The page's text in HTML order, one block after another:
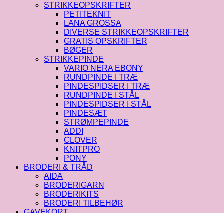
STRIKKEOPSKRIFTER
PETITEKNIT
LANA GROSSA
DIVERSE STRIKKEOPSKRIFTER
GRATIS OPSKRIFTER
BØGER
STRIKKEPINDE
VARIO NERA EBONY
RUNDPINDE I TRÆ
PINDESPIDSER I TRÆ
RUNDPINDE I STÅL
PINDESPIDSER I STÅL
PINDESÆT
STRØMPEPINDE
ADDI
CLOVER
KNITPRO
PONY
BRODERI & TRÅD
AIDA
BRODERIGARN
BRODERIKITS
BRODERI TILBEHØR